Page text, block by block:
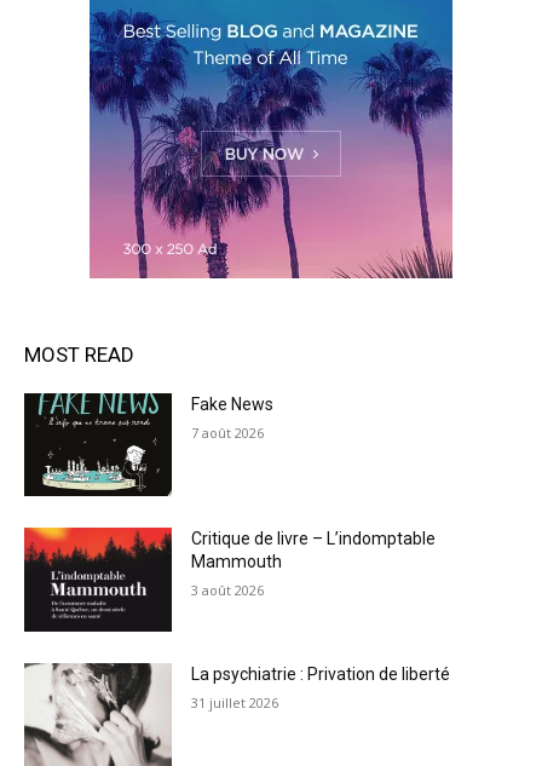
MOST READ
Fake News
7 août 2026
Critique de livre – L’indomptable
Mammouth
3 août 2026
La psychiatrie : Privation de liberté
31 juillet 2026